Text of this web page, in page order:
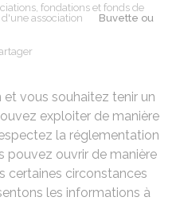
fondations et fonds de
association
Buvette ou
vous souhaitez tenir un
exploiter de manière
la réglementation
pouvez ouvrir de manière
certaines circonstances
les informations à